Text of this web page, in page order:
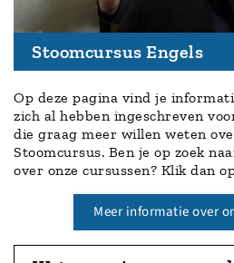
Stoomcursus Engels
Op deze pagina vind je
zich al hebben ingeschreven
die graag meer willen weten
Stoomcursus. Ben je op zoek
over onze cursussen? Klik dan
Meer informatie over